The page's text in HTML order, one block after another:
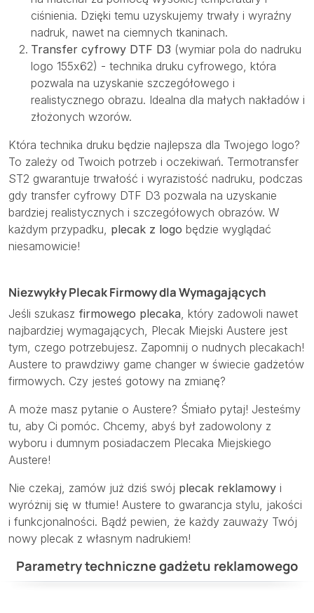
ciśnienia. Dzięki temu uzyskujemy trwały i wyraźny
nadruk, nawet na ciemnych tkaninach.
Transfer cyfrowy DTF D3 (wymiar pola do nadruku
logo 155x62) - technika druku cyfrowego, która
pozwala na uzyskanie szczegółowego i
realistycznego obrazu. Idealna dla małych nakładów i
złożonych wzorów.
Która technika druku będzie najlepsza dla Twojego logo?
To zależy od Twoich potrzeb i oczekiwań. Termotransfer
ST2 gwarantuje trwałość i wyrazistość nadruku, podczas
gdy transfer cyfrowy DTF D3 pozwala na uzyskanie
bardziej realistycznych i szczegółowych obrazów. W
każdym przypadku, plecak z logo będzie wyglądać
niesamowicie!
Niezwykły Plecak Firmowy dla Wymagających
Jeśli szukasz firmowego plecaka , który zadowoli nawet
najbardziej wymagających, Plecak Miejski Austere jest
tym, czego potrzebujesz. Zapomnij o nudnych plecakach!
Austere to prawdziwy game changer w świecie gadżetów
firmowych. Czy jesteś gotowy na zmianę?
A może masz pytanie o Austere? Śmiało pytaj! Jesteśmy
tu, aby Ci pomóc. Chcemy, abyś był zadowolony z
wyboru i dumnym posiadaczem Plecaka Miejskiego
Austere!
Nie czekaj, zamów już dziś swój plecak reklamowy i
wyróżnij się w tłumie! Austere to gwarancja stylu, jakości
i funkcjonalności. Bądź pewien, że każdy zauważy Twój
nowy plecak z własnym nadrukiem!
Parametry techniczne gadżetu reklamowego